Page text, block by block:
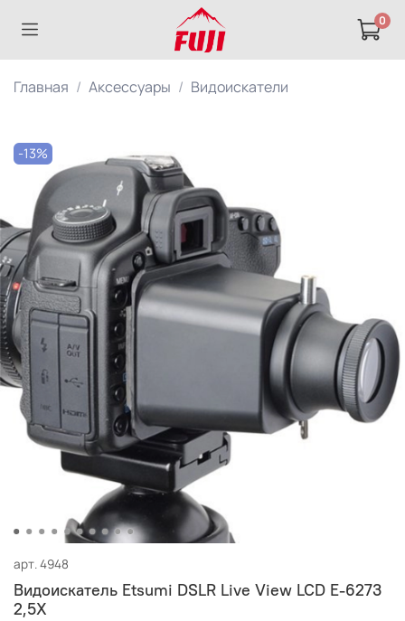
0
Главная Аксессуары Видоискатели
-13%
арт.4948
Видоискатель Etsumi DSLR Live View LCD E-6273
2,5X